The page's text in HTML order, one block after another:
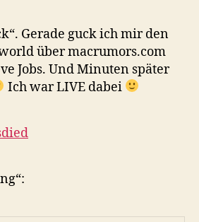
Gerade guck ich mir den
über macrumors.com
Jobs. Und Minuten später
Ich war LIVE dabei